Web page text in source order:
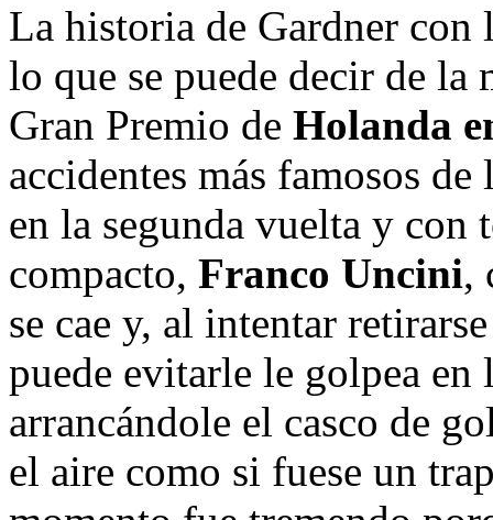
La historia de Gardner con
lo que se puede decir de la
Gran Premio de Holanda
accidentes más famosos
en la segunda vuelta y con
compacto, Franco Uncini,
se cae y, al intentar
puede evitarle le golpea en
arrancándole el casco de
el aire como si fuese un